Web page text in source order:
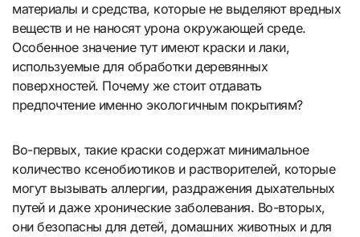
материалы и средства, которые не выделяют вредных
веществ и не наносят урона окружающей среде.
Особенное значение тут имеют краски и лаки,
используемые для обработки деревянных
поверхностей. Почему же стоит отдавать
предпочтение именно экологичным покрытиям?
Во-первых, такие краски содержат минимальное
количество ксенобиотиков и растворителей, которые
могут вызывать аллергии, раздражения дыхательных
путей и даже хронические заболевания. Во-вторых,
они безопасны для детей, домашних животных и для